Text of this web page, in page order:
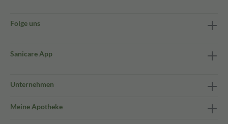
Folge uns
Sanicare App
Unternehmen
Meine Apotheke